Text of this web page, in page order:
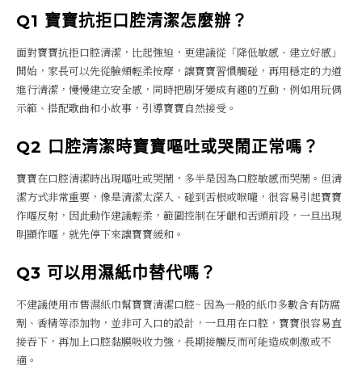
Q1 寶寶抗拒口腔清潔怎麼辦？
面對寶寶抗拒口腔清潔，比起強迫，更建議從「降低敏感、建立好感」
開始，家長可以先從臉頰輕柔按摩，讓寶寶習慣觸碰，再用穩定的力道
進行清潔，慢慢建立安全感，同時把刷牙變成有趣的互動，例如用玩偶
示範、搭配歌曲和小故事，引導寶寶自然接受。
Q2 口腔清潔時寶寶嘔吐或哭鬧正常嗎？
寶寶在口腔清潔時出現嘔吐或哭鬧，多半是因為口腔敏感而哭鬧。但清
潔方式非常重要，像是清潔太深入、碰到舌根或喉嚨，很容易引起寶寶
作嘔反射，因此動作建議輕柔，範圍控制在牙齦和舌頭前段，一旦出現
明顯作嘔，就先停下來讓寶寶緩和。
Q3 可以用濕紙巾替代嗎？
不建議使用市售濕紙巾幫寶寶清潔口腔~ 因為一般的紙巾多數含有防腐
劑、香精等添加物，並非可入口的設計，一旦用在口腔，寶寶很容易直
接吞下，再加上口腔黏膜吸收力強，長期接觸反而可能造成刺激或不
適。